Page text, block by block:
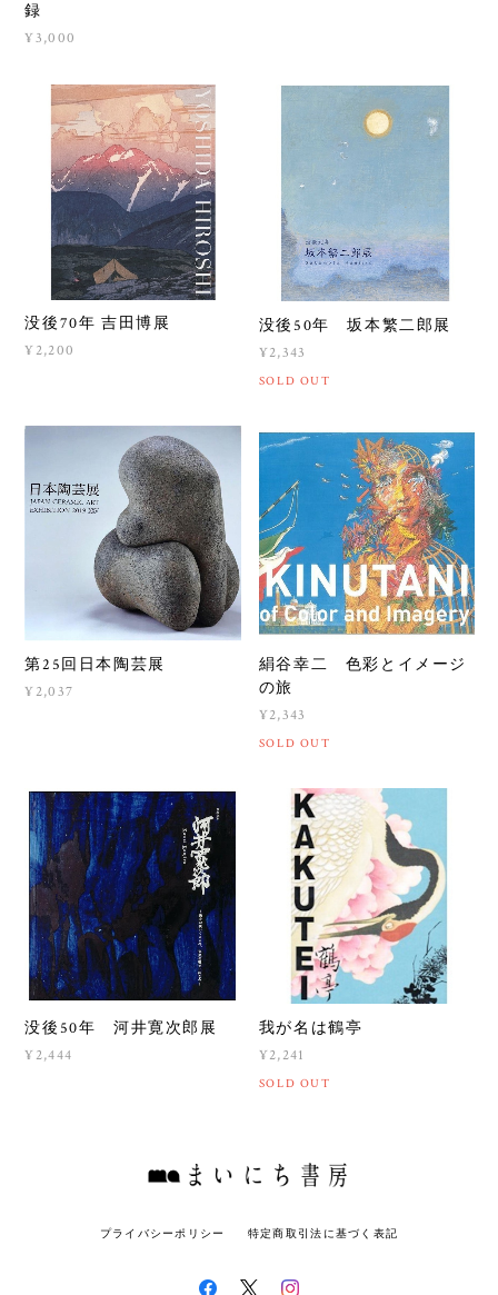
録
¥3,000
没後70年 吉田博展
¥2,200
没後50年 坂本繁二郎展
¥2,343
SOLD OUT
第25回日本陶芸展
¥2,037
絹谷幸二 色彩とイメージ
の旅
¥2,343
SOLD OUT
没後50年 河井寛次郎展
¥2,444
我が名は鶴亭
¥2,241
SOLD OUT
プライバシーポリシー 特定商取引法に基づく表記